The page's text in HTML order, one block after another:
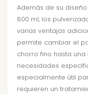
Además de su
800 ml, los
varias ventajas
permite cambiar el
chorro fino hasta
necesidades
especialmente útil
requieren un